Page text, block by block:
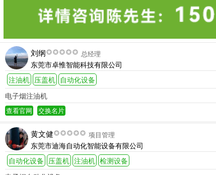
刘纲 总经理
东莞市卓惟智能科技有限公司
注油机 压盖机 自动化设备
电子烟注油机
查看官网 交换名片
黄文健 项目管理
东莞市迪海自动化智能设备有限公司
自动化设备 压盖机 注油机 检测设备